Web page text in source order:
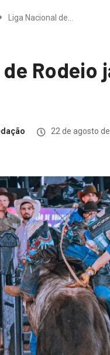
Liga Nacional de…
22 de agosto